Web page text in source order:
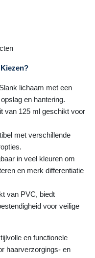
lichaam met een
en hantering.
van 125 ml geschikt voor
met verschillende
in veel kleuren om
en merk differentiatie
van PVC, biedt
voor veilige
en functionele
haarverzorgings- en